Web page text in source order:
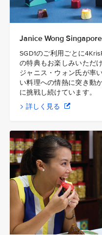
Janice Wong Singapore
SGD1のご利用ごとに
の特典もお楽しみいただ
ジャニス・ウォン氏が率
い料理への情熱に突き動
に挑戦し続けています。
詳しく見る